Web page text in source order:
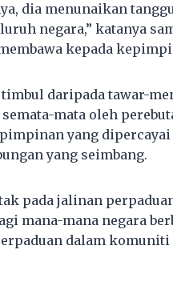
dia menunaikan
negara,” katanya
kepada
daripada tawar-
mata oleh
yang
yang seimbang.
pada jalinan
mana-mana negara
dalam